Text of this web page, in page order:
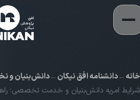
خانه دانشنامه افق نیکان
دانش‌بنیان و
شرایط امریه دانش‌بنیان و خدمت تخصصی؛